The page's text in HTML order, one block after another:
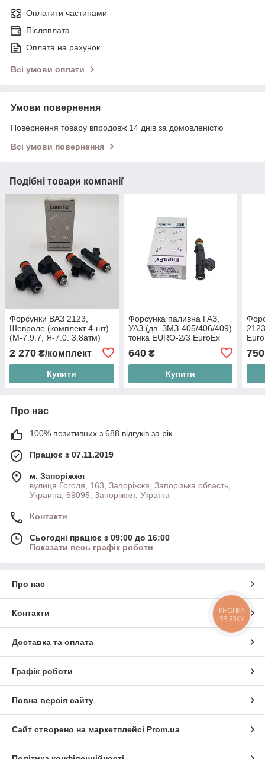
Оплатити частинами
Післяплата
Оплата на рахунок
Всі умови оплати
Умови повернення
Повернення товару впродовж 14 днів за домовленістю
Всі умови повернення
Подібні товари компанії
Форсунки ВАЗ 2123,
Шевроле (комплект 4-шт)
(М-7.9.7, Я-7.0. 3.8атм)
2 270 ₴/комплект
Купити
Форсунка паливна ГАЗ,
УАЗ (дв. ЗМЗ-405/406/409)
тонка EURO-2/3 EuroEx
EX-FI12010
640₴
Купити
750
Про нас
100% позитивних з 688 відгуків за рік
Працює з 07.11.2019
м. Запоріжжя
вулиця Гоголя, 163, Запоріжжя, Запорізька область,
Украина, 69095, Запоріжжя, Україна
Контакти
Сьогодні працює з 09:00 до 16:00
Показати весь графік роботи
Про нас
Контакти
Доставка та оплата
Графік роботи
Повна версія сайту
Сайт створено на маркетплейсі Prom.ua
КНОПКА
ЗВ'ЯЗКУ